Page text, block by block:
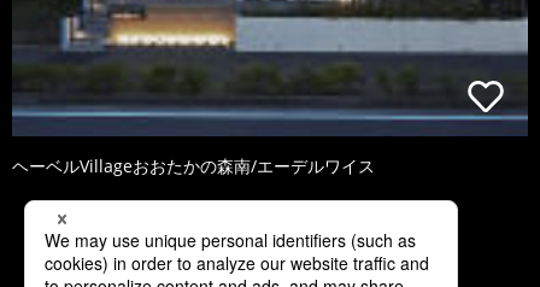
ヘーベルVillageおおたかの森南/エーデルワイス
1 2 3 4 5